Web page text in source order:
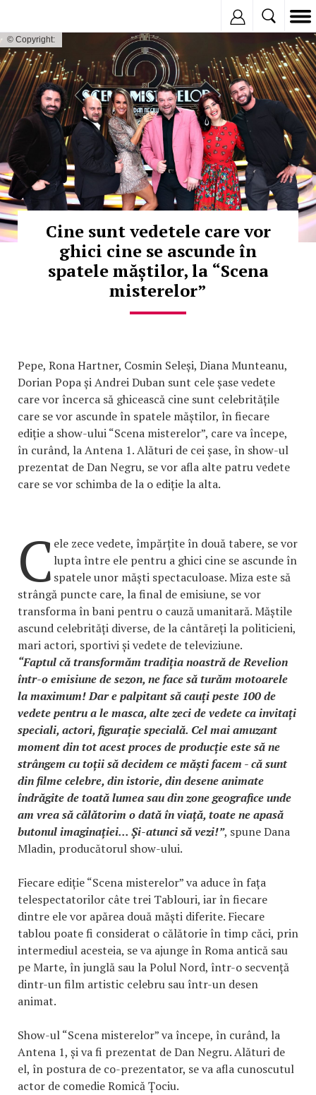
© Copyright:
Cine sunt vedetele care vor
ghici cine se ascunde în
spatele măștilor, la “Scena
misterelor”
Pepe, Rona Hartner, Cosmin Seleși, Diana Munteanu,
Dorian Popa și Andrei Duban sunt cele șase vedete
care vor încerca să ghicească cine sunt celebritățile
care se vor ascunde în spatele măștilor, în fiecare
ediție a show-ului “Scena misterelor”, care va începe,
în curând, la Antena 1. Alături de cei șase, în show-ul
prezentat de Dan Negru, se vor afla alte patru vedete
care se vor schimba de la o ediție la alta.
C ele zece vedete, împărțite în două tabere, se vor
lupta între ele pentru a ghici cine se ascunde în
spatele unor măști spectaculoase. Miza este să
strângă puncte care, la final de emisiune, se vor
transforma în bani pentru o cauză umanitară. Măștile
ascund celebrități diverse, de la cântăreți la politicieni,
mari actori, sportivi și vedete de televiziune.
“Faptul că transformăm tradiția noastră de Revelion
într-o emisiune de sezon, ne face să turăm motoarele
la maximum! Dar e palpitant să cauți peste 100 de
vedete pentru a le masca, alte zeci de vedete ca invitați
speciali, actori, figurație specială. Cel mai amuzant
moment din tot acest proces de producție este să ne
strângem cu toții să decidem ce măști facem - că sunt
din filme celebre, din istorie, din desene animate
îndrăgite de toată lumea sau din zone geografice unde
am vrea să călătorim o dată în viață, toate ne apasă
butonul imaginației... Și-atunci să vezi!”, spune Dana
Mladin, producătorul show-ului.
Fiecare ediție “Scena misterelor” va aduce în fața
telespectatorilor câte trei Tablouri, iar în fiecare
dintre ele vor apărea două măști diferite. Fiecare
tablou poate fi considerat o călătorie în timp căci, prin
intermediul acesteia, se va ajunge în Roma antică sau
pe Marte, în junglă sau la Polul Nord, într-o secvență
dintr-un film artistic celebru sau într-un desen
animat.
Show-ul “Scena misterelor” va începe, în curând, la
Antena 1, și va fi prezentat de Dan Negru. Alături de
el, în postura de co-prezentator, se va afla cunoscutul
actor de comedie Romică Țociu.